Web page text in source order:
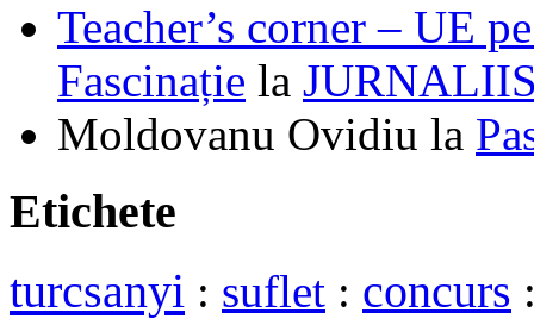
Teacher’s corner – UE
Fascinație la
Moldovanu Ovidiu la
Etichete
turcsanyi : suflet : concurs